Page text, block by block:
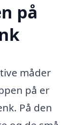
på
måder
på er
På den